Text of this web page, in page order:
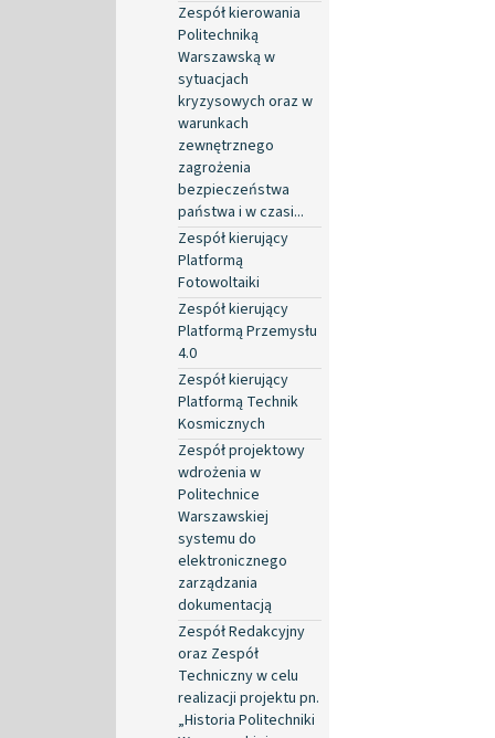
Zespół kierowania
Politechniką
Warszawską w
sytuacjach
kryzysowych oraz w
warunkach
zewnętrznego
zagrożenia
bezpieczeństwa
państwa i w czasi...
Zespół kierujący
Platformą
Fotowoltaiki
Zespół kierujący
Platformą Przemysłu
4.0
Zespół kierujący
Platformą Technik
Kosmicznych
Zespół projektowy
wdrożenia w
Politechnice
Warszawskiej
systemu do
elektronicznego
zarządzania
dokumentacją
Zespół Redakcyjny
oraz Zespół
Techniczny w celu
realizacji projektu pn.
„Historia Politechniki